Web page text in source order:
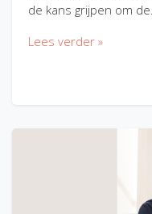
de kans grijpen om de…
Lees verder »